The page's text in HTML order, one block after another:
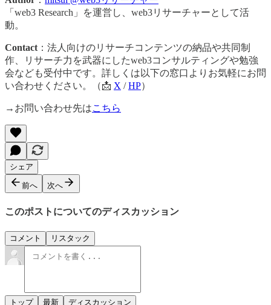
「web3 Research」を運営し、web3リサーチャーとして活
動。
Contact ：法人向けのリサーチコンテンツの納品や共同制
作、リサーチ力を武器にしたweb3コンサルティングや勉強
会なども受付中です。詳しくは以下の窓口よりお気軽にお問
い合わせください。（📩 X /HP）
→お問い合わせ先はこちら
シェア
前へ 次へ
このポストについてのディスカッション
コメント リスタック
トップ 最新 ディスカッション